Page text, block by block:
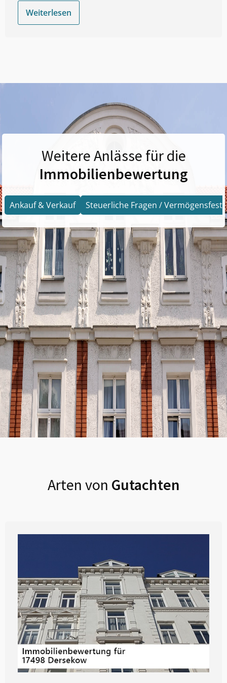
Weiterlesen
Weitere Anlässe für die
Immobilienbewertung
Ankauf & Verkauf Steuerliche Fragen /
Arten von Gutachten